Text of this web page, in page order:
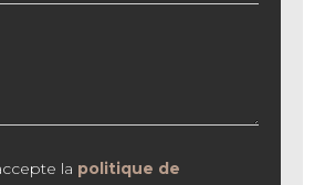
la politique de